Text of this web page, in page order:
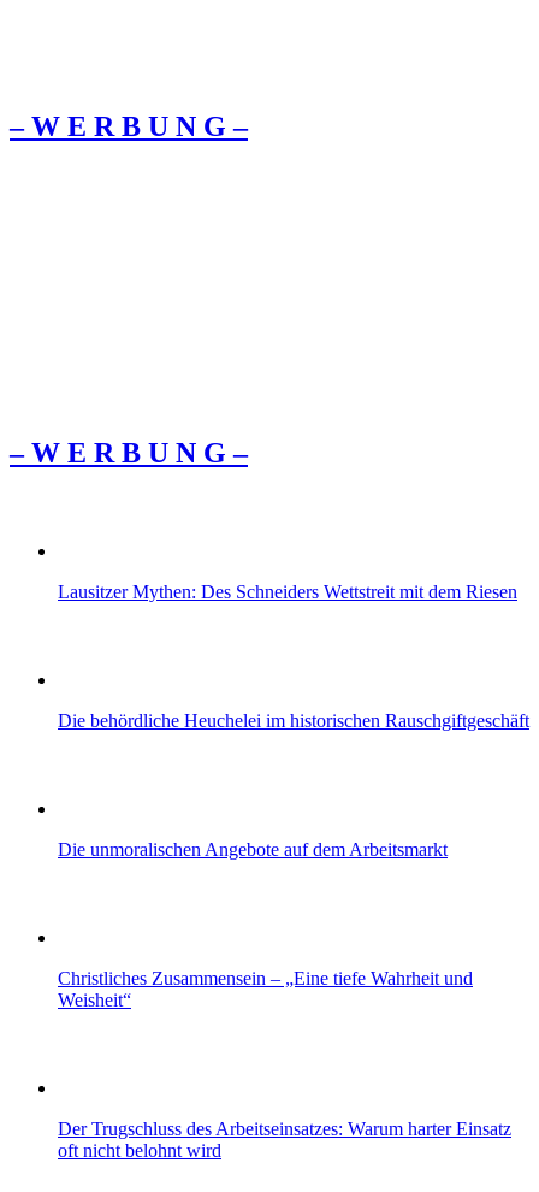
– W Ε R Β U Ν G –
– W Ε R Β U Ν G –
Lausitzer Mythen: Des Schneiders Wettstreit mit dem Riesen
Die behördliche Heuchelei im historischen Rauschgiftgeschäft
Die unmoralischen Angebote auf dem Arbeitsmarkt
Christliches Zusammensein – „Eine tiefe Wahrheit und
Weisheit“
Der Trugschluss des Arbeitseinsatzes: Warum harter Einsatz
oft nicht belohnt wird